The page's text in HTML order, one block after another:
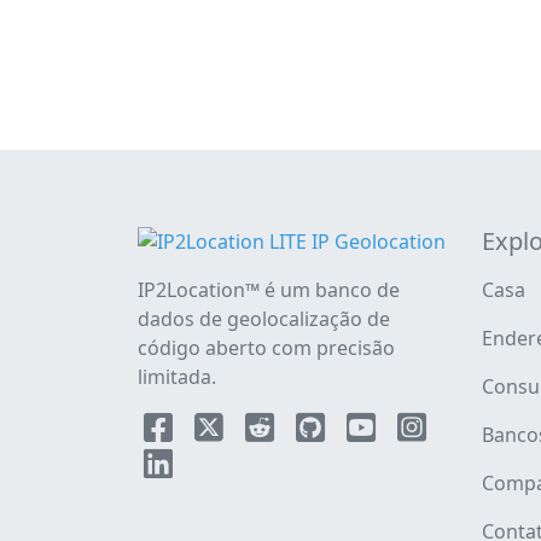
IP2Location™ é um banco de
dados de geolocalização de
código aberto com precisão
limitada.
Casa